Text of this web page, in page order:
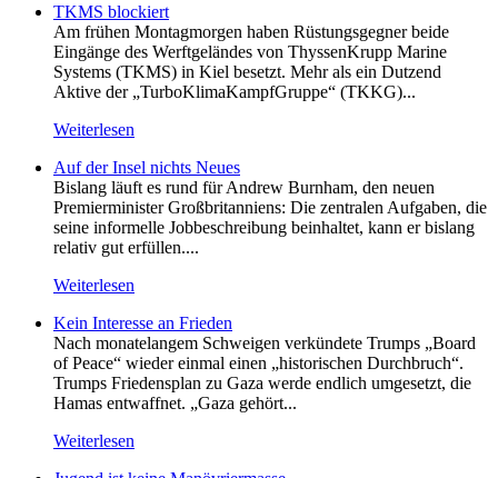
TKMS blockiert
Am frühen Montagmorgen haben Rüstungsgegner beide
Eingänge des Werftgeländes von ThyssenKrupp Marine
Systems (TKMS) in Kiel besetzt. Mehr als ein Dutzend
Aktive der „TurboKlimaKampfGruppe“ (TKKG)...
Weiterlesen
Auf der Insel nichts Neues
Bislang läuft es rund für Andrew Burnham, den neuen
Premierminister Großbritanniens: Die zentralen Aufgaben, die
seine informelle Jobbeschreibung beinhaltet, kann er bislang
relativ gut erfüllen....
Weiterlesen
Kein Inte­resse an Frieden
Nach monatelangem Schweigen verkündete Trumps „Board
of Peace“ wieder einmal einen „historischen Durchbruch“.
Trumps Friedensplan zu Gaza werde endlich umgesetzt, die
Hamas entwaffnet. „Gaza gehört...
Weiterlesen